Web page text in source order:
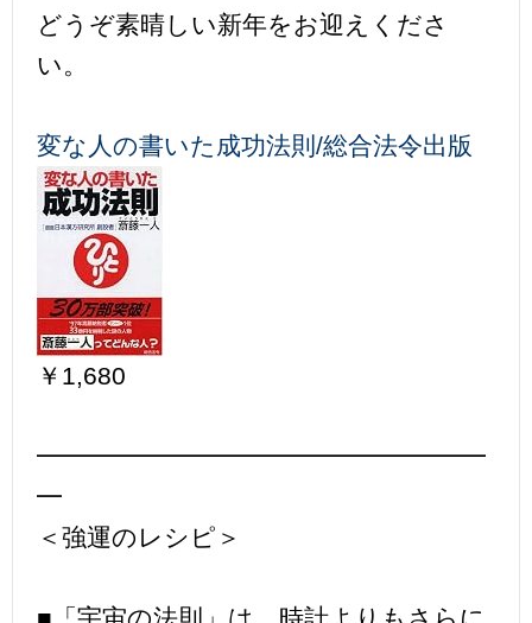
どうぞ素晴しい新年をお迎えくださ
い。
変な人の書いた成功法則/総合法令出版
￥1,680
━━━━━━━━━━━━━━━━━━
━
＜強運のレシピ＞